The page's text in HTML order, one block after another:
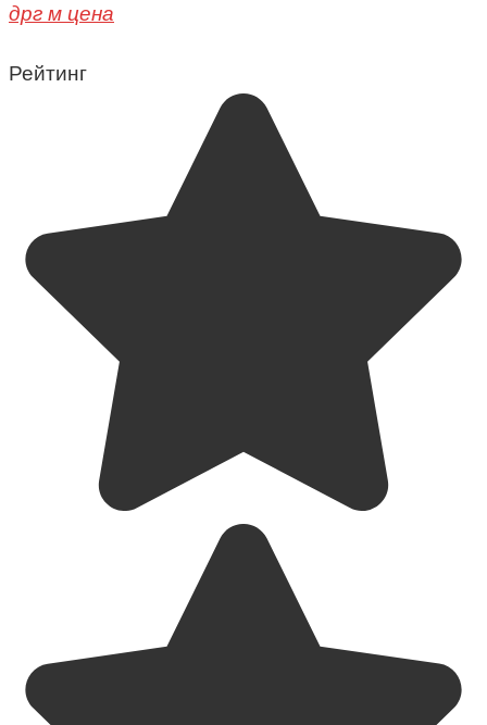
дрг м цена
Рейтинг